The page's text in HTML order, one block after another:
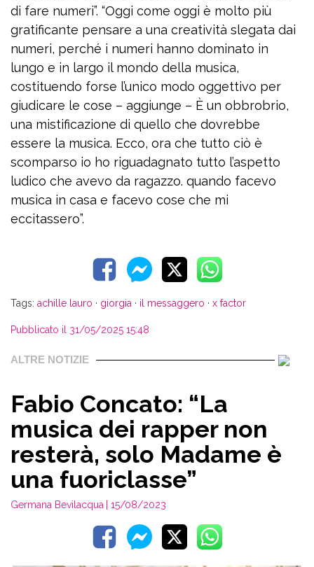
di fare numeri”. “Oggi come oggi è molto più
gratificante pensare a una creatività slegata dai
numeri, perché i numeri hanno dominato in
lungo e in largo il mondo della musica,
costituendo forse l’unico modo oggettivo per
giudicare le cose – aggiunge – È un obbrobrio,
una mistificazione di quello che dovrebbe
essere la musica. Ecco, ora che tutto ciò è
scomparso io ho riguadagnato tutto l’aspetto
ludico che avevo da ragazzo. quando facevo
musica in casa e facevo cose che mi
eccitassero”.
Tags: achille lauro · giorgia · il messaggero · x factor
Pubblicato il 31/05/2025 15:48
ALTRE NOTIZIE
Fabio Concato: “La
musica dei rapper non
resterà, solo Madame è
una fuoriclasse”
Germana Bevilacqua | 15/08/2023